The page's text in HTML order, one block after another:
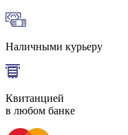
Наличными курьеру
Квитанцией
в любом банке